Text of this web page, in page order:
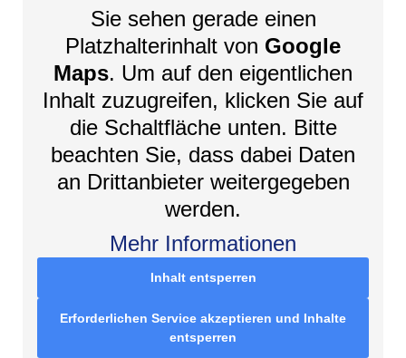
Sie sehen gerade einen
Platzhalterinhalt von Google
Maps. Um auf den eigentlichen
Inhalt zuzugreifen, klicken Sie auf
die Schaltfläche unten. Bitte
beachten Sie, dass dabei Daten
an Drittanbieter weitergegeben
werden.
Mehr Informationen
Inhalt entsperren
Erforderlichen Service akzeptieren und Inhalte
entsperren